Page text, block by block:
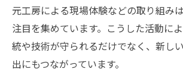
元工房による現場体験などの取り組み
注目を集めています。こうした活動に
統や技術が守られるだけでなく、新し
出にもつながっています。